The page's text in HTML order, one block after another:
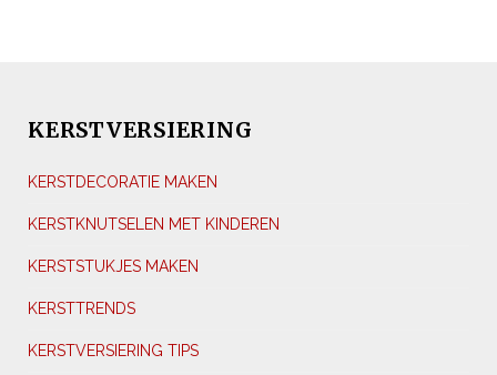
KERSTVERSIERING
KERSTDECORATIE MAKEN
KERSTKNUTSELEN MET KINDEREN
KERSTSTUKJES MAKEN
KERSTTRENDS
KERSTVERSIERING TIPS